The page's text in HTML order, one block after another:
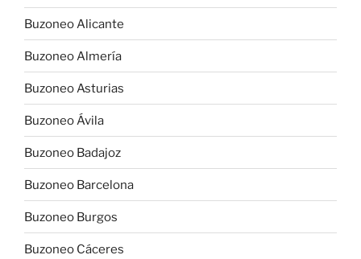
Buzoneo Alicante
Buzoneo Almería
Buzoneo Asturias
Buzoneo Ávila
Buzoneo Badajoz
Buzoneo Barcelona
Buzoneo Burgos
Buzoneo Cáceres